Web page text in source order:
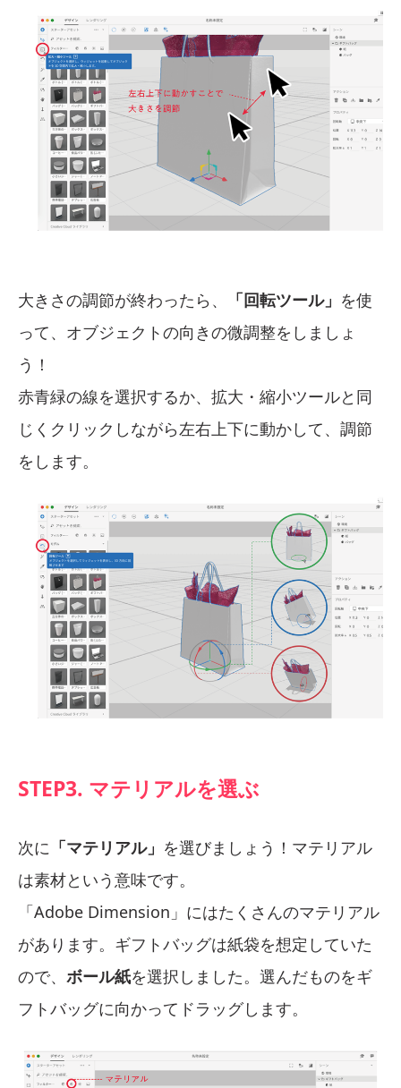
大きさの調節が終わったら、 「回転ツール」 を使
って、オブジェクトの向きの微調整をしましょ
う！
赤青緑の線を選択するか、拡大・縮小ツールと同
じくクリックしながら左右上下に動かして、調節
をします。
STEP3. マテリアルを選ぶ
次に 「マテリアル」 を選びましょう！マテリアル
は素材という意味です。
「Adobe Dimension」にはたくさんのマテリアル
があります。ギフトバッグは紙袋を想定していた
ので、 ボール紙を選択しました。選んだものをギ
フトバッグに向かってドラッグします。